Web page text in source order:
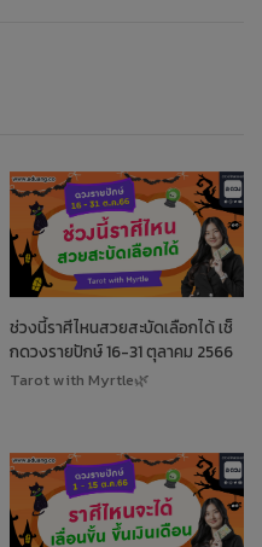
ช่วงนี้ราศีไหนสวยสะบัดเลือกได้ เช็
กดวงรายปักษ์ 16-31 ตุลาคม 2566
Tarot with Myrtle🌿